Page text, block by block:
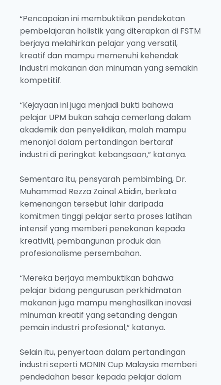
“Pencapaian ini membuktikan pendekatan
pembelajaran holistik yang diterapkan di FSTM
berjaya melahirkan pelajar yang versatil,
kreatif dan mampu memenuhi kehendak
industri makanan dan minuman yang semakin
kompetitif.
“Kejayaan ini juga menjadi bukti bahawa
pelajar UPM bukan sahaja cemerlang dalam
akademik dan penyelidikan, malah mampu
menonjol dalam pertandingan bertaraf
industri di peringkat kebangsaan,” katanya.
Sementara itu, pensyarah pembimbing, Dr.
Muhammad Rezza Zainal Abidin, berkata
kemenangan tersebut lahir daripada
komitmen tinggi pelajar serta proses latihan
intensif yang memberi penekanan kepada
kreativiti, pembangunan produk dan
profesionalisme persembahan.
“Mereka berjaya membuktikan bahawa
pelajar bidang pengurusan perkhidmatan
makanan juga mampu menghasilkan inovasi
minuman kreatif yang setanding dengan
pemain industri profesional,” katanya.
Selain itu, penyertaan dalam pertandingan
industri seperti MONIN Cup Malaysia memberi
pendedahan besar kepada pelajar dalam